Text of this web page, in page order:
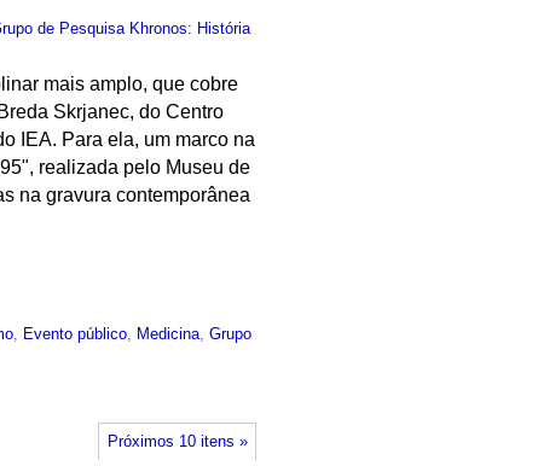
de Pesquisa Khronos: História
mais amplo, que cobre
Skrjanec, do Centro
IEA. Para ela, um marco na
realizada pelo Museu de
na gravura contemporânea
, Evento público, Medicina,Grupo
Próximos 10 itens »